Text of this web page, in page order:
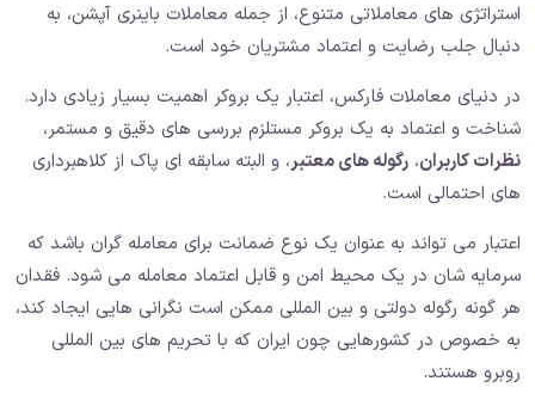
استراتژی های معاملاتی متنوع، از جمله معاملات باینری آپشن، به
دنبال جلب رضایت و اعتماد مشتریان خود است.
در دنیای معاملات فارکس، اعتبار یک بروکر اهمیت بسیار زیادی دارد.
شناخت و اعتماد به یک بروکر مستلزم بررسی های دقیق و مستمر،
نظرات کاربران، رگوله های معتبر، و البته سابقه ای پاک از کلاهبرداری
های احتمالی است.
اعتبار می تواند به عنوان یک نوع ضمانت برای معامله گران باشد که
سرمایه شان در یک محیط امن و قابل اعتماد معامله می شود. فقدان
هر گونه رگوله دولتی و بین المللی ممکن است نگرانی هایی ایجاد کند،
به خصوص در کشورهایی چون ایران که با تحریم های بین المللی
روبرو هستند.